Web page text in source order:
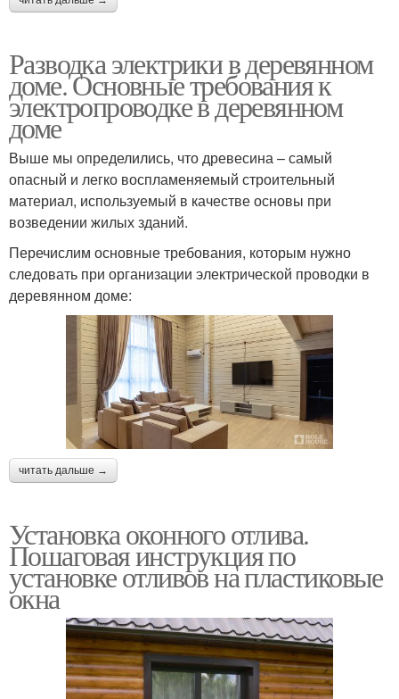
Разводка электрики в деревянном
доме. Основные требования к
электропроводке в деревянном
доме
Выше мы определились, что древесина – самый
опасный и легко воспламеняемый строительный
материал, используемый в качестве основы при
возведении жилых зданий.
Перечислим основные требования, которым нужно
следовать при организации электрической проводки в
деревянном доме:
читать дальше →
Установка оконного отлива.
Пошаговая инструкция по
установке отливов на пластиковые
окна